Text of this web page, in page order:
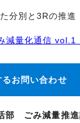
分別と3Rの推進
減量化通信 vol.1
お問い合わせ
部 ごみ減量推